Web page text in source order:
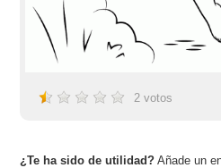
2 votos
¿Te ha sido de utilidad? Añade un